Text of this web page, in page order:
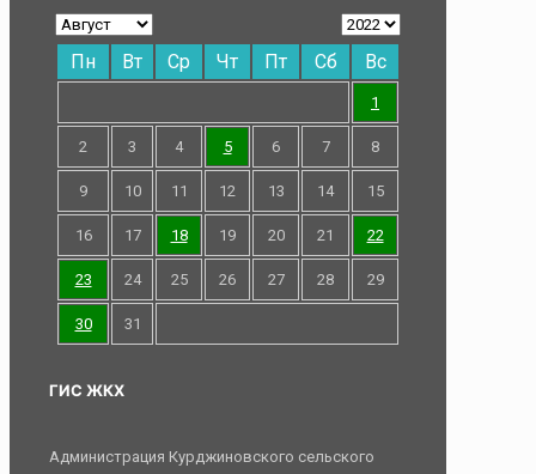
Пн Вт Ср Чт Пт Сб Вс
1
2 3 4 5 6 7 8
9 10 11 12 13 14 15
16 17 18 19 20 21 22
23 24 25 26 27 28 29
30 31
ГИС ЖКХ
Администрация Курджиновского сельского